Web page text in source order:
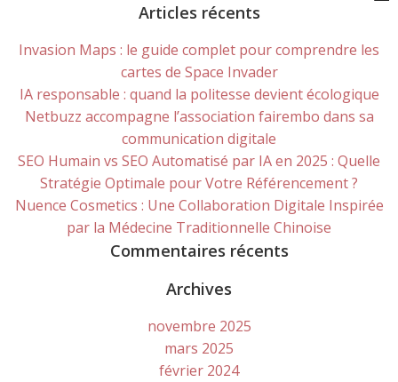
Articles récents
Invasion Maps : le guide complet pour comprendre les
cartes de Space Invader
IA responsable : quand la politesse devient écologique
Netbuzz accompagne l’association fairembo dans sa
communication digitale
SEO Humain vs SEO Automatisé par IA en 2025 : Quelle
Stratégie Optimale pour Votre Référencement ?
Nuence Cosmetics : Une Collaboration Digitale Inspirée
par la Médecine Traditionnelle Chinoise
Commentaires récents
Archives
novembre 2025
mars 2025
février 2024